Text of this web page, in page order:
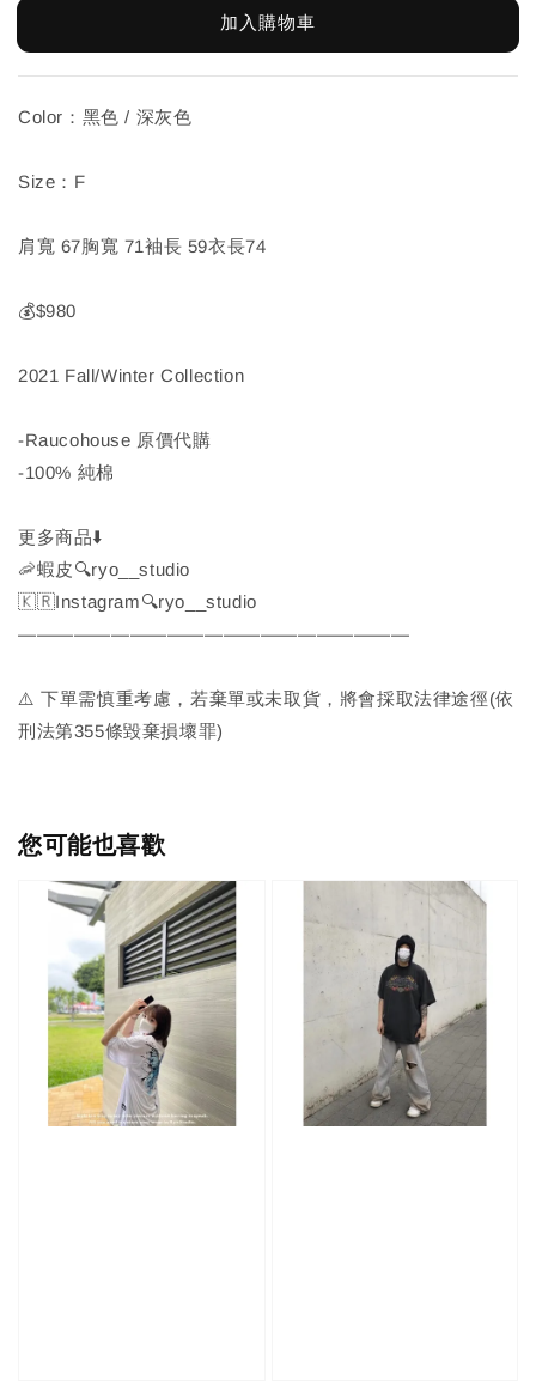
加入購物車
Color：黑色 / 深灰色
Size：F
肩寬 67胸寬 71袖長 59衣長74
💰$980
2021 Fall/Winter Collection
-Raucohouse 原價代購
-100% 純棉
更多商品⬇️
🦐蝦皮🔍ryo__studio
🇰🇷Instagram🔍ryo__studio
—————————————————————
⚠️ 下單需慎重考慮，若棄單或未取貨，將會採取法律途徑(依
刑法第355條毀棄損壞罪)
您可能也喜歡